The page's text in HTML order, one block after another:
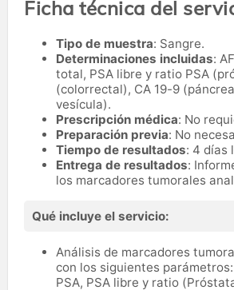
Ficha técnica del
Tipo de muestra: Sangre.
Determinaciones incluidas:
total, PSA libre y ratio PSA
(colorrectal), CA 19-9
vesícula).
Prescripción médica: No
Preparación previa: No
Tiempo de resultados: 4 días
Entrega de resultados:
los marcadores tumorales
Qué incluye el servicio:
Análisis de marcadores
con los siguientes
PSA, PSA libre y ratio